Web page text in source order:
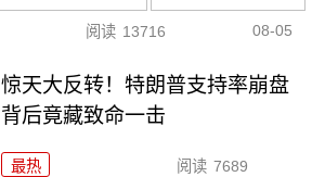
阅读 13716 08-05
惊天大反转！特朗普支持率崩盘
背后竟藏致命一击
最热 阅读 7689